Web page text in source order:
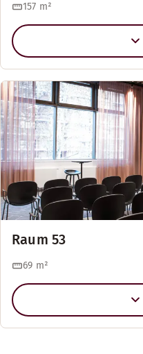
157 m²
Raum 53
69 m²